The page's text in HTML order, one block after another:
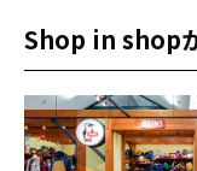
Shop in shop